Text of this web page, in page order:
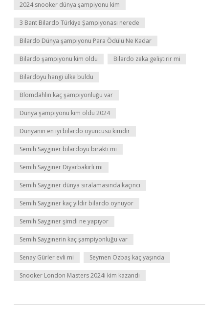
2024 snooker dünya şampiyonu kim
3 Bant Bilardo Türkiye Şampiyonası nerede
Bilardo Dünya şampiyonu Para Ödülü Ne Kadar
Bilardo şampiyonu kim oldu Bilardo zeka geliştirir mi
Bilardoyu hangi ülke buldu
Blomdahlın kaç şampiyonluğu var
Dünya şampiyonu kim oldu 2024
Dünyanın en iyi bilardo oyuncusu kimdir
Semih Saygıner bilardoyu bıraktı mı
Semih Saygıner Diyarbakırlı mı
Semih Saygıner dünya sıralamasında kaçıncı
Semih Saygıner kaç yıldır bilardo oynuyor
Semih Saygıner şimdi ne yapıyor
Semih Saygınerin kaç şampiyonluğu var
Senay Gürler evli mi Seymen Özbaş kaç yaşında
Snooker London Masters 2024i kim kazandı